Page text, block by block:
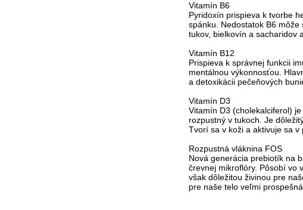
Vitamín B6
Pyridoxín prispieva k tvorbe
spánku. Nedostatok B6
tukov, bielkovín a sacharidov
Vitamín B12
Prispieva k správnej funkcii
mentálnou výkonnosťou.
a detoxikácii pečeňových
Vitamín D3
Vitamín D3 (cholekalciferol)
rozpustný v tukoch. Je
Tvorí sa v koži a aktivuje sa
Rozpustná vláknina FOS
Nová generácia prebiotík na
črevnej mikroflóry. Pôsobí vo
však dôležitou živinou pre
pre naše telo veľmi